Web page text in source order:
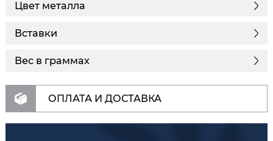
Цвет металла
Вставки
Вес в граммах
ОПЛАТА И ДОСТАВКА